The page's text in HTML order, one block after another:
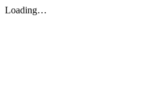
Loading…